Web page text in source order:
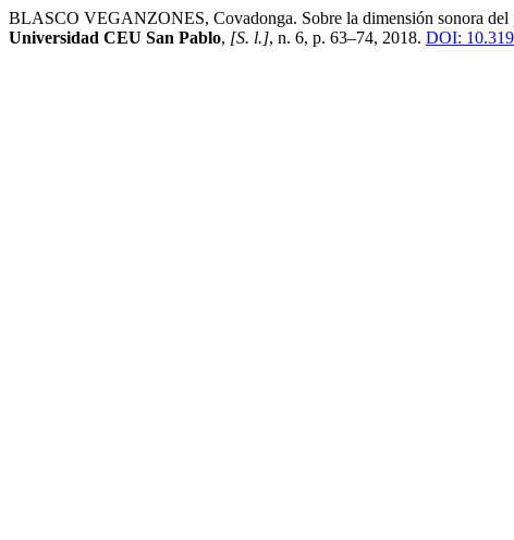
BLASCO VEGANZONES, Covadonga. Sobre la dimensión sonora del
Universidad CEU San Pablo, [S. l.], n. 6, p. 63–74, 2018. DOI: